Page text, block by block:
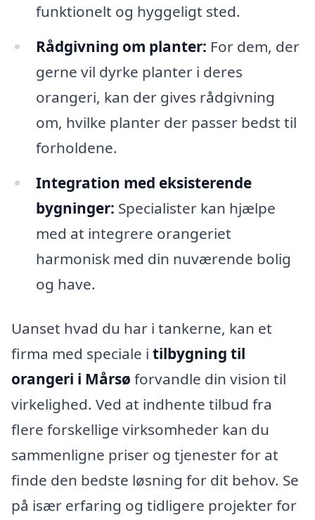
funktionelt og hyggeligt sted.
Rådgivning om planter: For dem, der
gerne vil dyrke planter i deres
orangeri, kan der gives rådgivning
om, hvilke planter der passer bedst til
forholdene.
Integration med eksisterende
bygninger: Specialister kan hjælpe
med at integrere orangeriet
harmonisk med din nuværende bolig
og have.
Uanset hvad du har i tankerne, kan et
firma med speciale i tilbygning til
orangeri i Mårsø forvandle din vision til
virkelighed. Ved at indhente tilbud fra
flere forskellige virksomheder kan du
sammenligne priser og tjenester for at
finde den bedste løsning for dit behov. Se
på især erfaring og tidligere projekter for